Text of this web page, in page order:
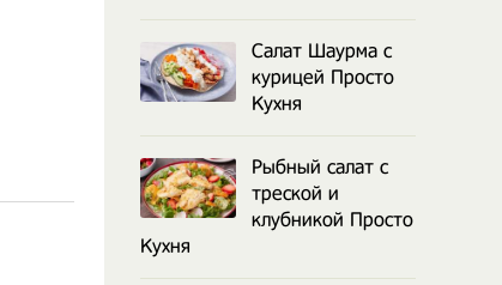
Салат Шаурма с
курицей Просто
Кухня
Рыбный салат с
треской и
клубникой Просто
Кухня